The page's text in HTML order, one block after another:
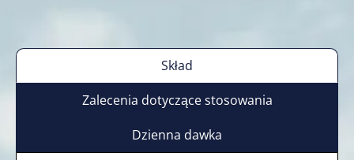
Skład
Zalecenia dotyczące stosowania
Dzienna dawka